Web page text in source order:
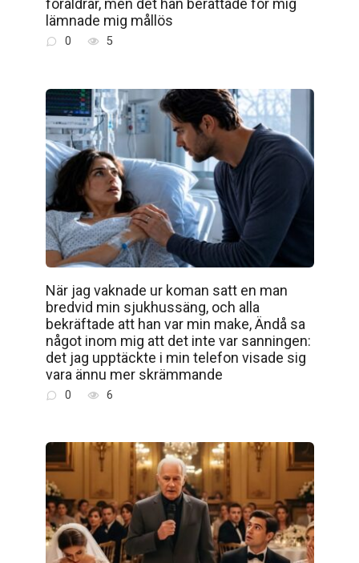
föräldrar, men det han berättade för mig
lämnade mig mållös
0 5
När jag vaknade ur koman satt en man
bredvid min sjukhussäng, och alla
bekräftade att han var min make, Ändå sa
något inom mig att det inte var sanningen:
det jag upptäckte i min telefon visade sig
vara ännu mer skrämmande
0 6